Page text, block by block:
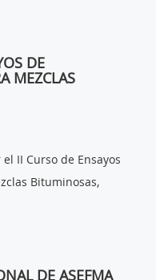
DE
MEZCLAS
II Curso de Ensayos
Bituminosas,
DE ASEFMA